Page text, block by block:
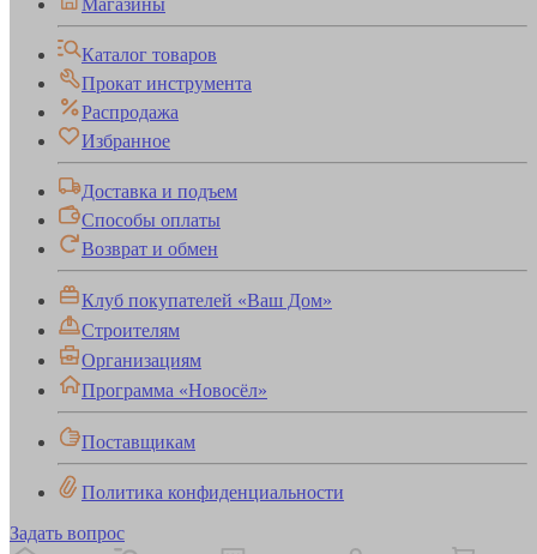
Каталог товаров
Прокат инструмента
Распродажа
Избранное
Доставка и подъем
Способы оплаты
Возврат и обмен
Клуб покупателей «Ваш Дом»
Строителям
Организациям
Программа «Новосёл»
Поставщикам
Политика конфиденциальности
Задать вопрос